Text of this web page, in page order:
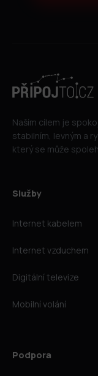
Naším cílem je
stabilním, levným a
který se může
Služby
Internet kabelem
Internet vzduchem
Digitální televize
Mobilní volání
Podpora